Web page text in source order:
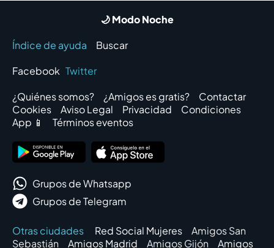
🌙 Modo Noche
Índice de ayuda
Buscar
Facebook Twitter
¿Quiénes somos?
¿Amigos es gratis?
Contactar
Cookies
Aviso Legal Privacidad
Condiciones
App 📱
Términos eventos
Grupos de Whatsapp
Grupos de Telegram
Otras ciudades Red Social Mujeres
Amigos San
Sebastián
Amigos Madrid Amigos Gijón Amigos